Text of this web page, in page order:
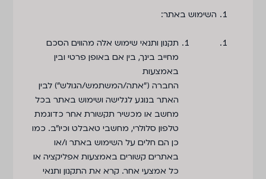
השימוש באתר:
תקנון ותנאי שימוש אלה מהווים הסכם
מחייב בינך, בין אם באופן פרטי ובין
באמצעות
החברה (״אתה/המשתמש/הגולש״) לבין
האתר בנוגע לגלישה ושימוש באתר בכל
מחשב או מכשיר תקשורת אחר כדוגמת
טלפון סלולרי, מחשבי טאבלט וכיו"ב. כמו
כן הם חלים על השימוש באתר ו/או
באתרים קשורים באמצעות אפליקציה או
כל אמצעי אחר. קרא את התקנון ותנאי